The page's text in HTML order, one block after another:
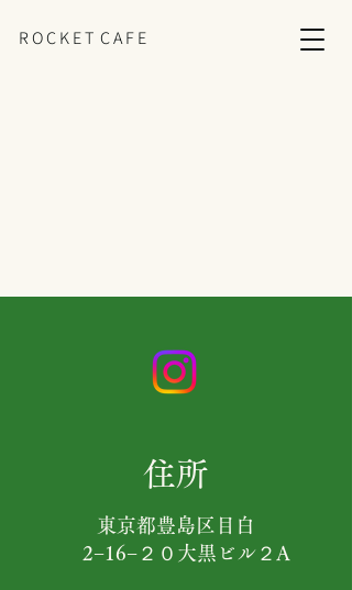
R O C K E T C A F E
住所
東京都豊島区目白
​ 2−16−２０大黒ビル２A